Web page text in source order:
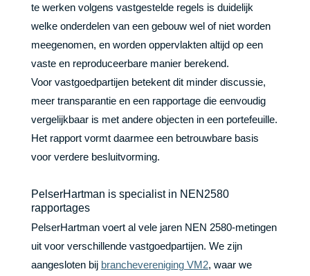
te werken volgens vastgestelde regels is duidelijk
welke onderdelen van een gebouw wel of niet worden
meegenomen, en worden oppervlakten altijd op een
vaste en reproduceerbare manier berekend.
Voor vastgoedpartijen betekent dit minder discussie,
meer transparantie en een rapportage die eenvoudig
vergelijkbaar is met andere objecten in een portefeuille.
Het rapport vormt daarmee een betrouwbare basis
voor verdere besluitvorming.
PelserHartman is specialist in NEN2580
rapportages
PelserHartman voert al vele jaren NEN 2580-metingen
uit voor verschillende vastgoedpartijen. We zijn
aangesloten bij branchevereniging VM2, waar we